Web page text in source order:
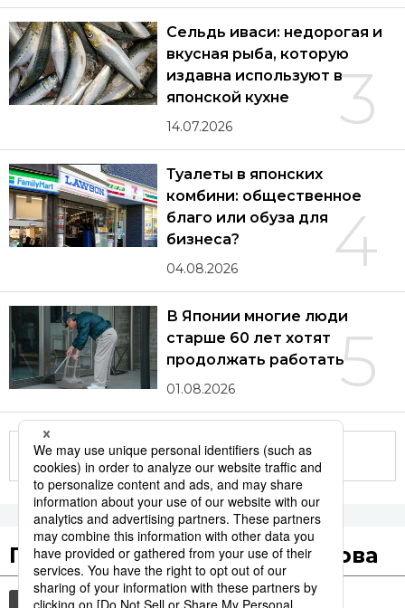
3
Сельдь иваси: недорогая и
вкусная рыба, которую
издавна используют в
японской кухне
14.07.2026
4
Туалеты в японских
комбини: общественное
благо или обуза для
бизнеса?
04.08.2026
5
В Японии многие люди
старше 60 лет хотят
продолжать работать
01.08.2026
Другие статьи по теме
Популярные поисковые слова
история общество культура